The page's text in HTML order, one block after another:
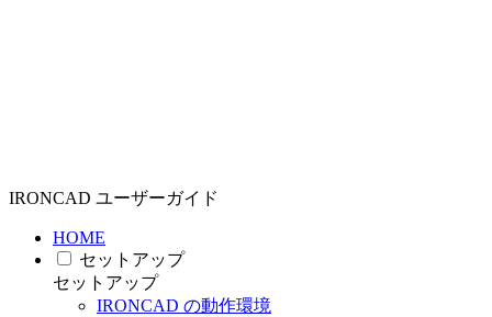
IRONCAD ユーザーガイド
HOME
セットアップ
セットアップ
IRONCAD の動作環境